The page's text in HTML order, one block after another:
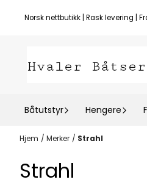
Hopp til innhold
Norsk nettbutikk | Rask levering |
Båtutstyr Hengere
Hjem / Merker / Strahl
Strahl